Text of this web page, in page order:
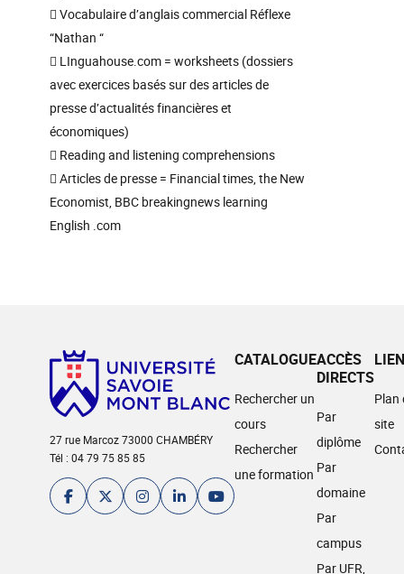
 Vocabulaire d’anglais commercial Réflexe
“Nathan “
 LInguahouse.com = worksheets (dossiers
avec exercices basés sur des articles de
presse d’actualités financières et
économiques)
 Reading and listening comprehensions
 Articles de presse = Financial times, the New
Economist, BBC breakingnews learning
English .com
27 rue Marcoz 73000 CHAMBÉRY
Tél : 04 79 75 85 85
CATALOGUE
Rechercher un
cours
Rechercher
une formation
ACCÈS
DIRECTS
Par
diplôme
Par
domaine
Par
campus
Par UFR,
Plan
site